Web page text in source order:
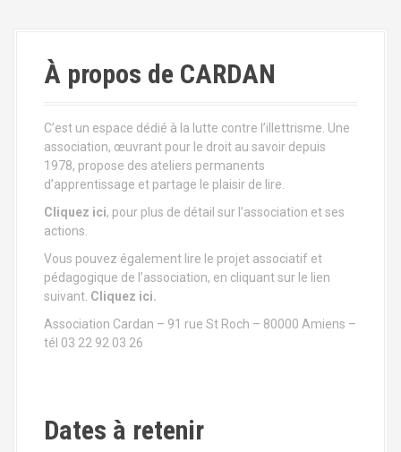
À propos de CARDAN
C’est un espace dédié à la lutte contre l’illettrisme. Une
association, œuvrant pour le droit au savoir depuis
1978, propose des ateliers permanents
d’apprentissage et partage le plaisir de lire.
Cliquez ici, pour plus de détail sur l’association et ses
actions.
Vous pouvez également lire le projet associatif et
pédagogique de l’association, en cliquant sur le lien
suivant. Cliquez ici.
Association Cardan – 91 rue St Roch – 80000 Amiens –
tél 03 22 92 03 26
Dates à retenir